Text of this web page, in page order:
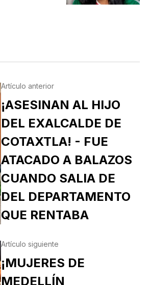
Artículo anterior
¡ASESINAN AL HIJO
DEL EXALCALDE DE
COTAXTLA! - FUE
ATACADO A BALAZOS
CUANDO SALIA DE
DEL DEPARTAMENTO
QUE RENTABA
Artículo siguiente
¡MUJERES DE
MEDELLÍN